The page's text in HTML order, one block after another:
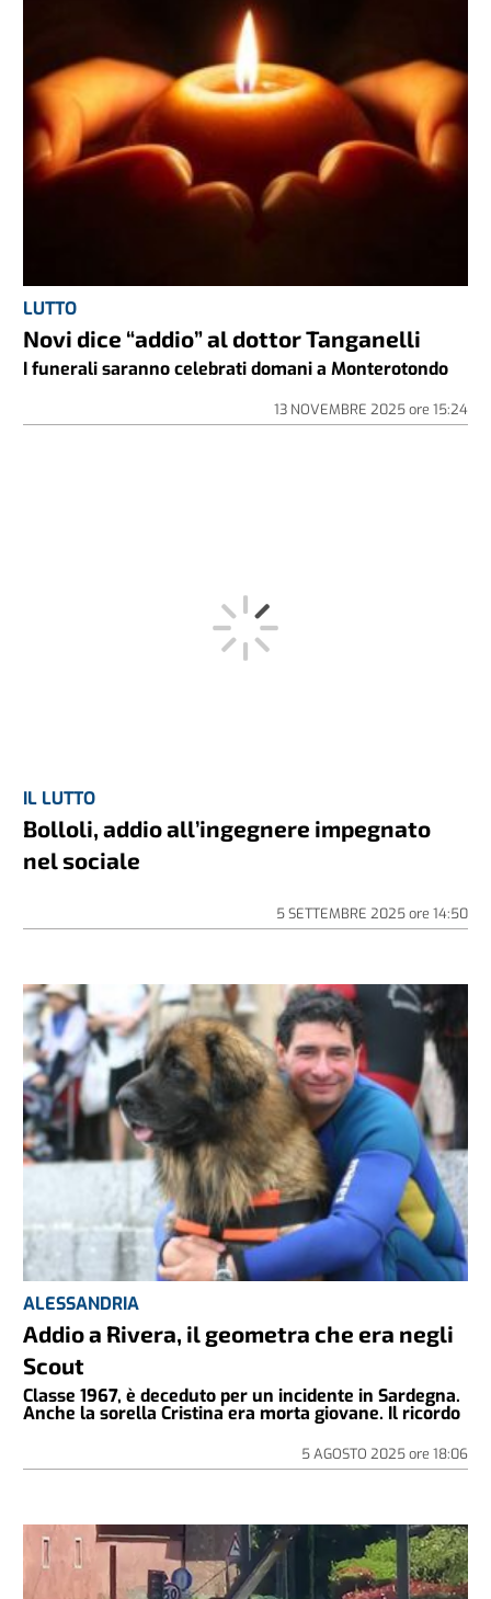
LUTTO
Novi dice “addio” al dottor Tanganelli
I funerali saranno celebrati domani a Monterotondo
13 NOVEMBRE 2025ore 15:24
IL LUTTO
Bolloli, addio all’ingegnere impegnato
nel sociale
5 SETTEMBRE 2025ore 14:50
ALESSANDRIA
Addio a Rivera, il geometra che era negli
Scout
Classe 1967, è deceduto per un incidente in Sardegna.
Anche la sorella Cristina era morta giovane. Il ricordo
5 AGOSTO 2025ore 18:06